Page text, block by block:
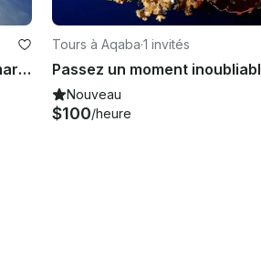
Explorez l'incroyable monde sous-marin d'Aqaba, en Jordanie
Tours à Aqaba·1 invités
Nouveau
$100/heure